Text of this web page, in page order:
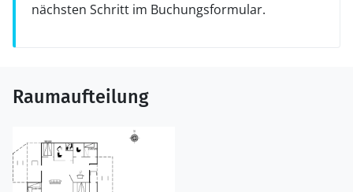
nächsten Schritt im Buchungsformular.
Raumaufteilung